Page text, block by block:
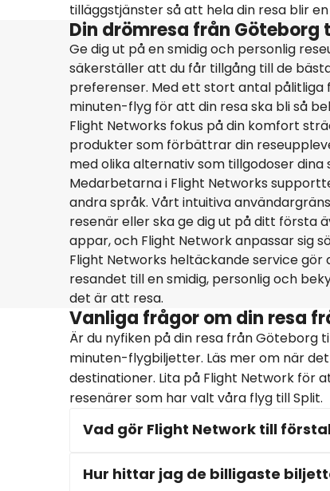
tilläggstjänster så att hela din resa blir
Din drömresa från
Ge dig ut på en smidig och personlig
säkerställer att du får tillgång till de
preferenser. Med ett stort antal pålitliga
minuten-flyg för att din resa ska bli så
Flight Networks fokus på din komfort
produkter som förbättrar din
med olika alternativ som tillgodoser
Medarbetarna i Flight Networks
andra språk. Vårt intuitiva
resenär eller ska ge dig ut på ditt första
appar, och Flight Network anpassar sig
Flight Networks heltäckande service
resandet till en smidig, personlig och
det är att resa.
Vanliga frågor om din resa
Är du nyfiken på din resa från Göteborg
minuten-flygbiljetter. Läs mer om när
destinationer. Lita på Flight Network för
resenärer som har valt våra flyg till Split.
Vad gör Flight Network till
Hur hittar jag de billigaste